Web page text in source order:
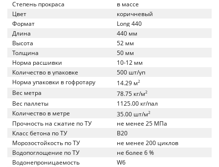
Степень прокраса
в массе
Цвет
коричневый
Формат
Long 440
Длина
440 мм
Высота
52 мм
Толщина
50 мм
Норма расшивки
10-12 мм
Количество в упаковке
500 шт/уп
Норма упаковки в гофротару
14.29 м2
Вес метра 78.75 кг/м2
Вес паллеты
1125.00 кг/пал
Количество в метре
35.00 шт/м2
Прочность на сжатие по ТУ
не менее 25 МПа
Класс бетона по ТУ
B20
Морозостойкость по ТУ
не менее 200 циклов
Водопоглощение по ТУ
не более 6 %
Водонепроницаемость
W6